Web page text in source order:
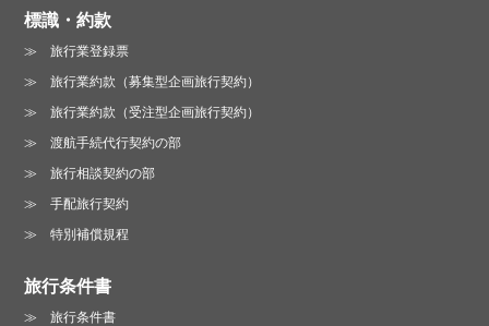
標識・約款
旅行業登録票
旅行業約款（募集型企画旅行契約）
旅行業約款（受注型企画旅行契約）
渡航手続代行契約の部
旅行相談契約の部
手配旅行契約
特別補償規程
旅行条件書
旅行条件書